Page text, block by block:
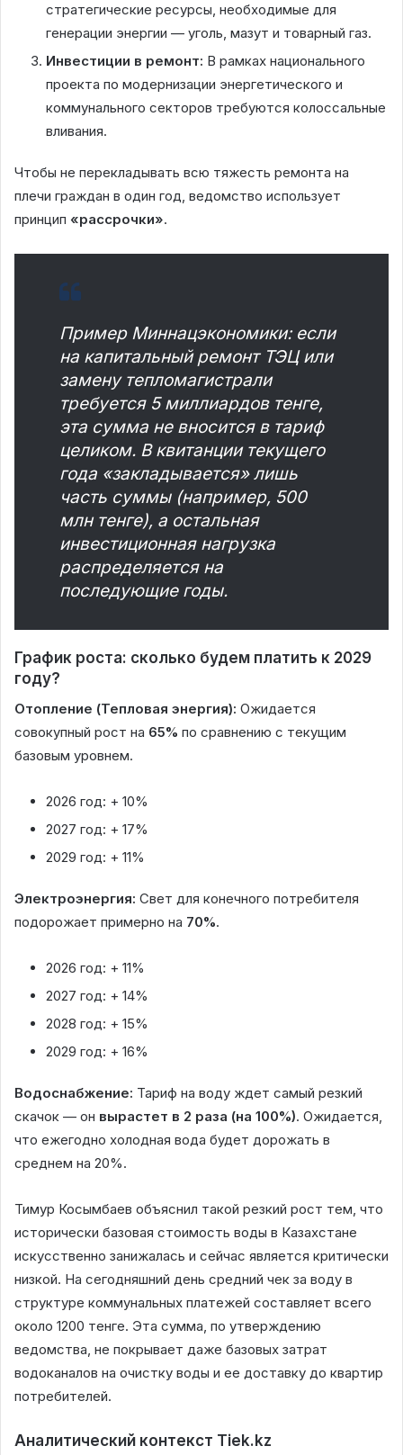
стратегические ресурсы, необходимые для
генерации энергии — уголь, мазут и товарный газ.
Инвестиции в ремонт: В рамках национального
проекта по модернизации энергетического и
коммунального секторов требуются колоссальные
вливания.
Чтобы не перекладывать всю тяжесть ремонта на
плечи граждан в один год, ведомство использует
принцип «рассрочки».
Пример Миннацэкономики: если
на капитальный ремонт ТЭЦ или
замену тепломагистрали
требуется 5 миллиардов тенге,
эта сумма не вносится в тариф
целиком. В квитанции текущего
года «закладывается» лишь
часть суммы (например, 500
млн тенге), а остальная
инвестиционная нагрузка
распределяется на
последующие годы.
График роста: сколько будем платить к 2029
году?
Отопление (Тепловая энергия): Ожидается
совокупный рост на 65% по сравнению с текущим
базовым уровнем.
2026 год: + 10%
2027 год: + 17%
2029 год: + 11%
Электроэнергия: Свет для конечного потребителя
подорожает примерно на 70%.
2026 год: + 11%
2027 год: + 14%
2028 год: + 15%
2029 год: + 16%
Водоснабжение: Тариф на воду ждет самый резкий
скачок — он вырастет в 2 раза (на 100%). Ожидается,
что ежегодно холодная вода будет дорожать в
среднем на 20%.
Тимур Косымбаев объяснил такой резкий рост тем, что
исторически базовая стоимость воды в Казахстане
искусственно занижалась и сейчас является критически
низкой. На сегодняшний день средний чек за воду в
структуре коммунальных платежей составляет всего
около 1200 тенге. Эта сумма, по утверждению
ведомства, не покрывает даже базовых затрат
водоканалов на очистку воды и ее доставку до квартир
потребителей.
Аналитический контекст Tiek.kz